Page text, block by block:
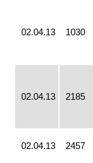
02.04.13 1030
02.04.13 2185
02.04.13 2457